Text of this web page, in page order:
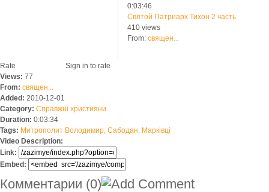
0:03:46
Святой Патриарх Тихон 2 часть
410 views
From: священ...
Rate
Sign in to rate
Views: 77
From: священ...
Added: 2010-12-01
Category: Справжні християни
Duration: 0:03:34
Tags: Митрополит Володимир, Сабодан, Марківці
Video Description:
Link:
Embed:
Комментарии (0)